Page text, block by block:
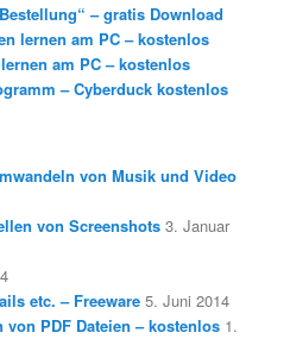
– gratis Download
lernen am PC – kostenlos
am PC – kostenlos
– Cyberduck kostenlos
von Musik und Video
von Screenshots 3. Januar
etc. – Freeware 5. Juni 2014
PDF Dateien – kostenlos 1.